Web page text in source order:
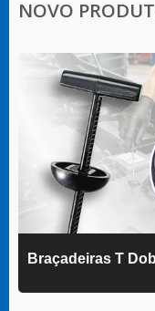
NOVO
Braçadeiras T